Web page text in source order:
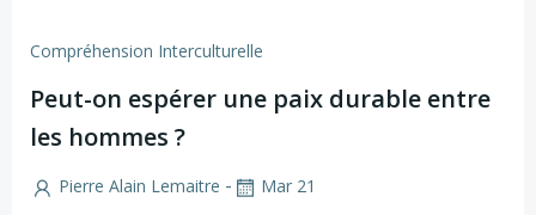
Compréhension Interculturelle
Peut-on espérer une paix durable entre
les hommes ?
Pierre Alain Lemaitre - Mar 21